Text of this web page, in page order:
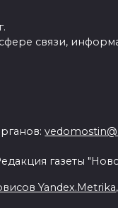
связи,
газеты